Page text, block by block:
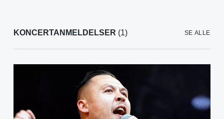
KONCERTANMELDELSER (1) SE ALLE